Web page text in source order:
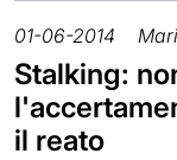
01-06-2014
Stalking:
il reato